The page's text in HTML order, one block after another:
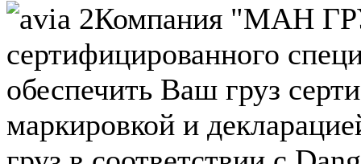
Компания "МАН
сертифицированного
обеспечить Ваш груз
маркировкой и